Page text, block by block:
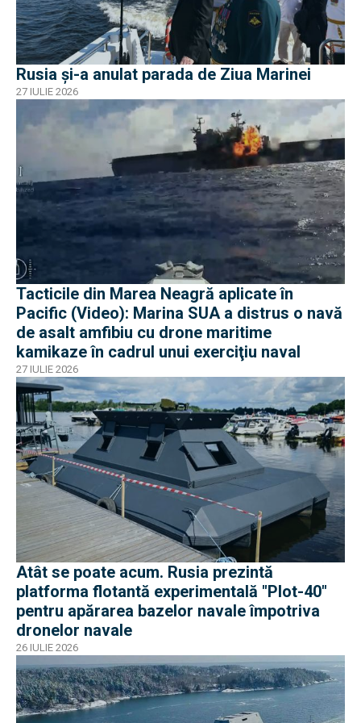
Rusia și-a anulat parada de Ziua Marinei
27 IULIE 2026
Tacticile din Marea Neagră aplicate în
Pacific (Video): Marina SUA a distrus o navă
de asalt amfibiu cu drone maritime
kamikaze în cadrul unui exerciţiu naval
27 IULIE 2026
Atât se poate acum. Rusia prezintă
platforma flotantă experimentală "Plot-40"
pentru apărarea bazelor navale împotriva
dronelor navale
26 IULIE 2026